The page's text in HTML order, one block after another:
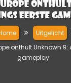
eerste
Uitgelicht
onthult Unknown 9:
gameplay